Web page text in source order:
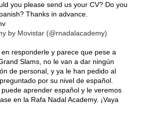
you please send us your CV? Do you
Thanks in advance.
by Movistar (@rnadalacademy)
responderle y parece que pese a
Slams, no le van a dar ningún
de personal, y ya le han pedido al
por su nivel de español.
aprender español y le veremos
en la Rafa Nadal Academy. ¡Vaya